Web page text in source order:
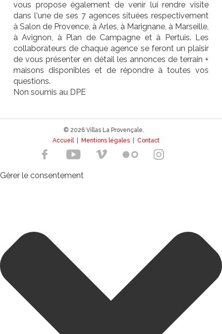
vous propose également de venir lui rendre visite
dans l'une de ses 7 agences situées respectivement
à Salon de Provence, à Arles, à Marignane, à Marseille,
à Avignon, à Plan de Campagne et à Pertuis. Les
collaborateurs de chaque agence se feront un plaisir
de vous présenter en détail les annonces de terrain +
maisons disponibles et de répondre à toutes vos
questions.
Non soumis au DPE
© 2026 Villas La Provençale.
Accueil| Mentions légales Contact
Gérer le consentement